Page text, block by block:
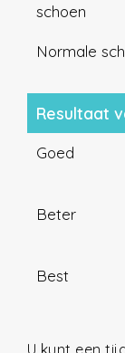
schoen
Normale
Resultaat
Goed
Beter
Best
U kunt een